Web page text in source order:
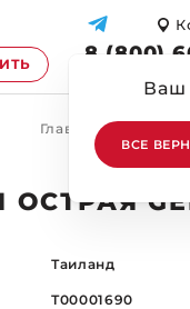
Ваш
ВСЕ
8 (800)
Главная /
Таиланд
Т00001690